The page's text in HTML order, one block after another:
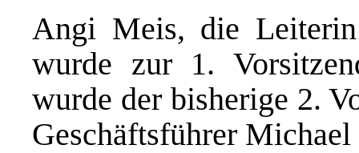
Angi Meis, die Leiterin
wurde zur 1.
wurde der bisherige 2.
Geschäftsführer